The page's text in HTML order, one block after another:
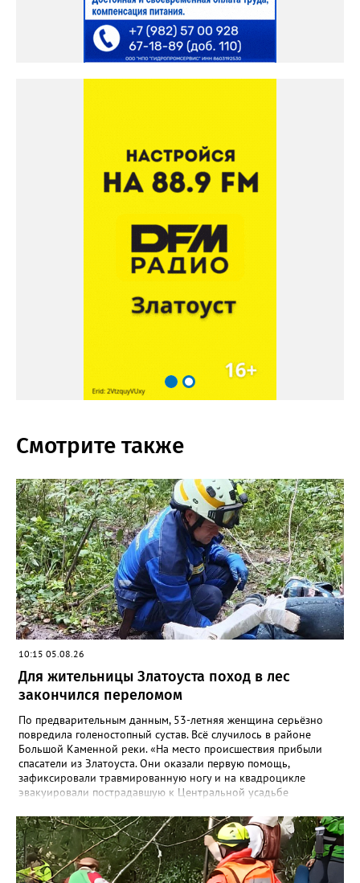
Смотрите также
10:15 05.08.26
Для жительницы Златоуста поход в лес
закончился переломом
По предварительным данным, 53-летняя женщина серьёзно
повредила голеностопный сустав. Всё случилось в районе
Большой Каменной реки. «На место происшествия прибыли
спасатели из Златоуста. Они оказали первую помощь,
зафиксировали травмированную ногу и на квадроцикле
эвакуировали пострадавшую к Центральной усадьбе
помощи», - сообщили в областной поисково-спасательной
службе. Сотрудники МЧС вновь напомнили: поход в лес и в
горы требует серьёзной подготовки и правильно
подобранного снаряжения. Например, не стоит надевать обувь
с гладкой подошвой, тем более что сейчас тропы Таганая